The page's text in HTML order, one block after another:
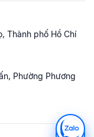
Thành phố Hồ Chí
Phường Phương